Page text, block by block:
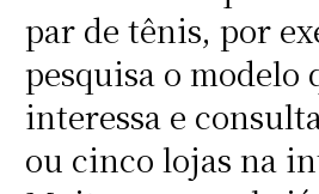
par de tênis, por
pesquisa o modelo
interessa e
ou cinco lojas na